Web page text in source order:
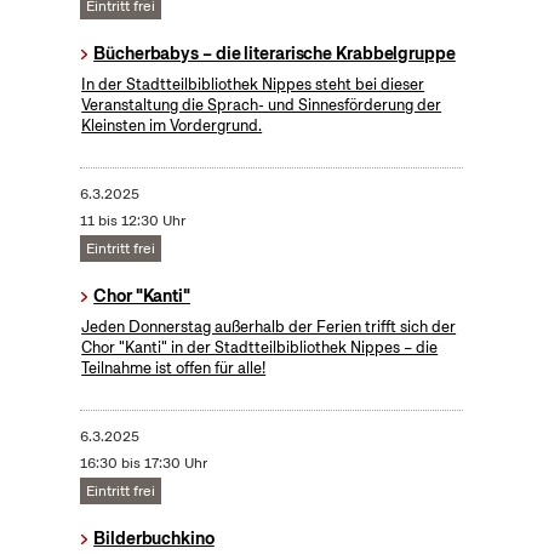
Eintritt frei
Bücherbabys – die literarische Krabbelgruppe
In der Stadtteilbibliothek Nippes steht bei dieser
Veranstaltung die Sprach- und Sinnesförderung der
Kleinsten im Vordergrund.
6.3.2025
11 bis 12:30 Uhr
Eintritt frei
Chor "Kanti"
Jeden Donnerstag außerhalb der Ferien trifft sich der
Chor "Kanti" in der Stadtteilbibliothek Nippes – die
Teilnahme ist offen für alle!
6.3.2025
16:30 bis 17:30 Uhr
Eintritt frei
Bilderbuchkino